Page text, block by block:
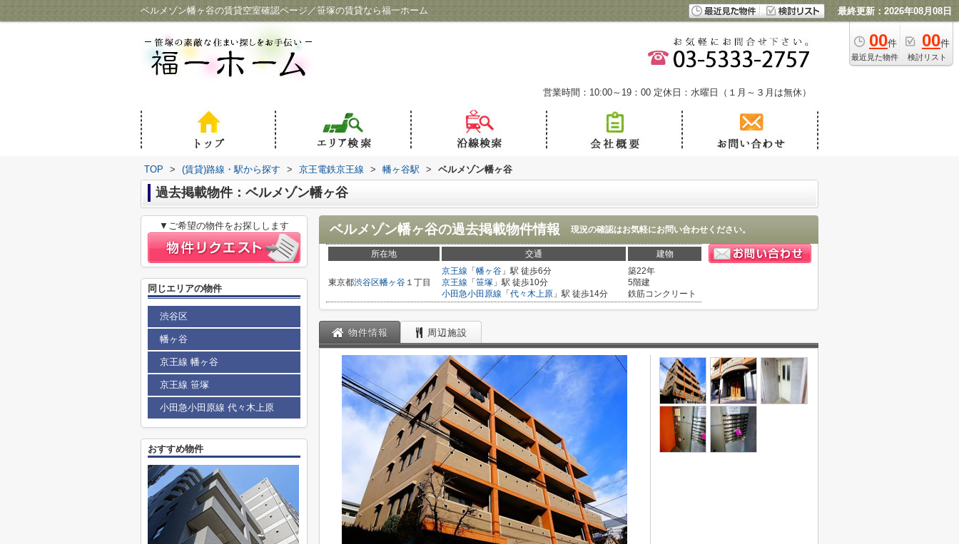
ベルメゾン幡ヶ谷の賃貸空室確認ページ／笹塚の賃貸なら福一ホーム 最終更新：2026年08月08日
00件
最近見た物件
00件
検討リスト
営業時間：10:00～19：00 定休日：水曜日（１月～３月は無休）
TOP > (賃貸)路線・駅から探す > 京王電鉄京王線 > 幡ヶ谷駅 > ベルメゾン幡ヶ谷
過去掲載物件：ベルメゾン幡ヶ谷
ベルメゾン幡ヶ谷の過去掲載物件情報 現況の確認はお気軽にお問い合わせください。
所在地 交通 建物
東京都渋谷区幡ヶ谷 １丁目
京王線 「 幡ヶ谷 」駅 徒歩6分
京王線 「 笹塚 」駅 徒歩10分
小田急小田原線 「 代々木上原 」駅 徒歩14分
築22年
5階建
鉄筋コンクリート
物件情報 周辺施設
▼ご希望の物件をお探しします
同じエリアの物件
渋谷区
幡ヶ谷
京王線 幡ヶ谷
京王線 笹塚
小田急小田原線 代々木上原
おすすめ物件